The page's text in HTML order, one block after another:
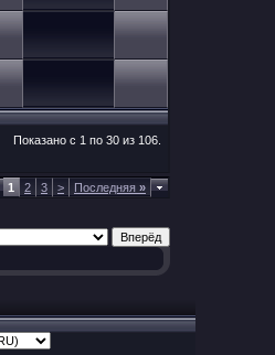
Показано с 1 по 30 из 106.
1 2 3 > Последняя »